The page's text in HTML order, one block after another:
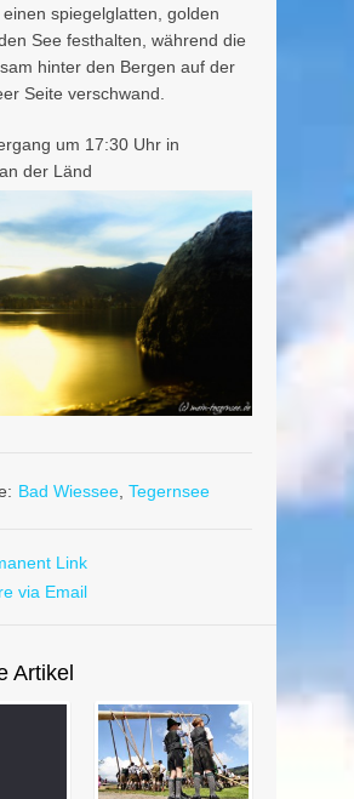
spiegelglatten, golden
See festhalten, während die
hinter den Bergen auf der
Seite verschwand.
um 17:30 Uhr in
der Länd
Bad Wiessee, Tegernsee
Link
via Email
Artikel